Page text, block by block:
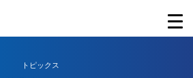
トピックス